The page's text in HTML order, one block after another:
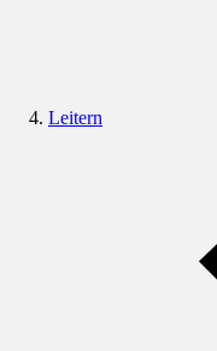
Leitern